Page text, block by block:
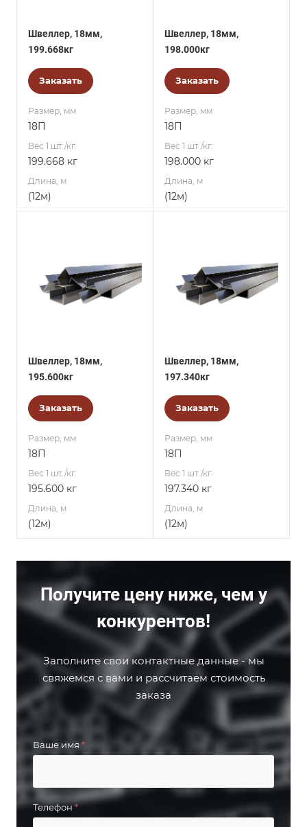
Швеллер, 18мм,
199.668кг
Заказать
Размер, мм
18П
Вес 1 шт./кг.
199.668 кг
Длина, м
(12м)
Швеллер, 18мм,
198.000кг
Заказать
Размер, мм
18П
Вес 1 шт./кг.
198.000 кг
Длина, м
(12м)
Швеллер, 18мм,
195.600кг
Заказать
Размер, мм
18П
Вес 1 шт./кг.
195.600 кг
Длина, м
(12м)
Швеллер, 18мм,
197.340кг
Заказать
Размер, мм
18П
Вес 1 шт./кг.
197.340 кг
Длина, м
(12м)
Получите цену ниже, чем у
конкурентов!
Заполните свои контактные данные - мы
свяжемся с вами и рассчитаем стоимость
заказа
Ваше имя *
Телефон*